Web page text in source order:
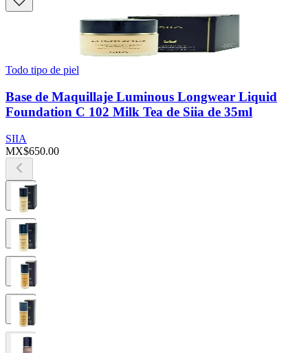
Todo tipo de piel
Base de Maquillaje Luminous Longwear Liquid
Foundation C 102 Milk Tea de Siia de 35ml
SIIA
MX$650.00